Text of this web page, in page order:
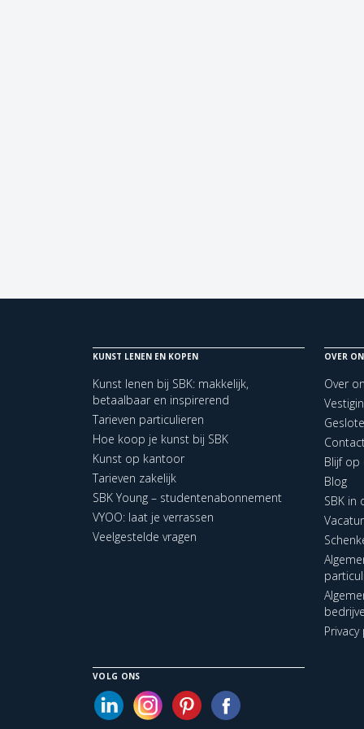
KUNST LENEN EN KOPEN
Kunst lenen bij SBK: makkelijk,
betaalbaar en inspirerend
Tarieven particulieren
Hoe koop je kunst bij SBK
Kunst op kantoor
Tarieven zakelijk
SBK Young – studentenabonnement
VYOO: laat je verrassen
Veelgestelde vragen
OVER
Over
Blijf op
Blog
SBK in
VOLG ONS